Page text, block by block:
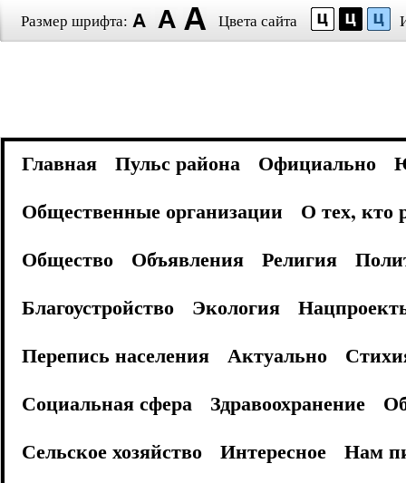
Размер шрифта: Цвета сайта
Главная Пульс района Официально
Общественные организации
О тех, кто
Общество
Объявления Религия
Благоустройство
Экология
Перепись населения
Актуально
Социальная сфера
Здравоохранение
Сельское хозяйство
Интересное
Нам